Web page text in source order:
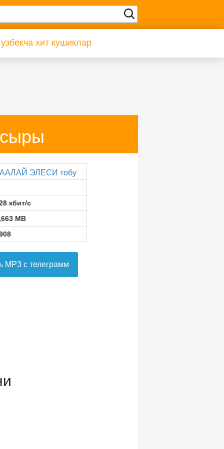
хит кушиклар
ЭЛЕСИ тобу
кбит/с
MB
MP3 с телеграмм